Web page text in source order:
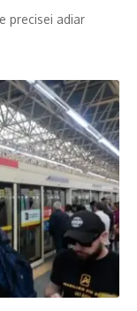
precisei adiar